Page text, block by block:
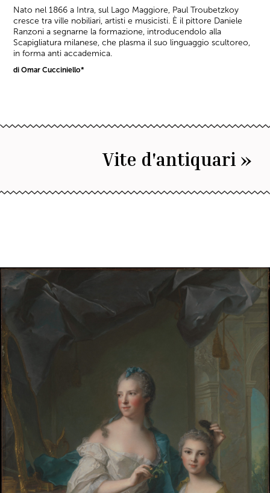
Nato nel 1866 a Intra, sul Lago Maggiore, Paul Troubetzkoy
cresce tra ville nobiliari, artisti e musicisti. È il pittore Daniele
Ranzoni a segnarne la formazione, introducendolo alla
Scapigliatura milanese, che plasma il suo linguaggio scultoreo,
in forma anti accademica.
di Omar Cucciniello*
Vite d'antiquari »